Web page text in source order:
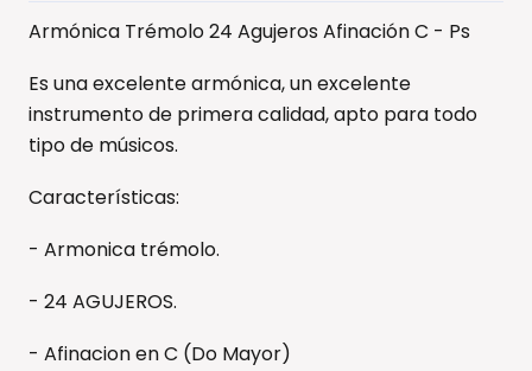
Armónica Trémolo 24 Agujeros Afinación C - Ps
Es una excelente armónica, un excelente
instrumento de primera calidad, apto para todo
tipo de músicos.
Características:
- Armonica trémolo.
- 24 AGUJEROS.
- Afinacion en C (Do Mayor)